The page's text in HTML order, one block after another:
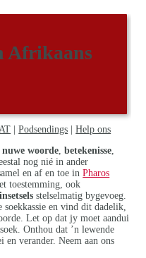
Afrikaans
|Podsendings |Help ons
nuwe woorde ,betekenisse
nog nié in ander
en af en toe inPharos
toestemming, ook
stelselmatig bygevoeg.
en vind dit dadelik,
Let op dat jy moet aandui
Onthou dat ’n lewende
verander. Neem aan ons